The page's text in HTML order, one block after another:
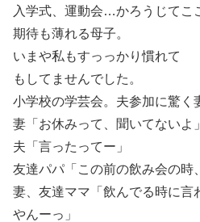
入学式、運動会…かろうじてこ
期待も薄れる母子。
いまや私もすっっかり慣れ
もしてませんでした。
小学校の学芸会。夫参加に驚く
妻「お休みって、聞いてないよ」
夫「言ったってー」
友達パパ「この前の飲み会の時
妻、友達ママ「飲んでる時に言
やんーっ」